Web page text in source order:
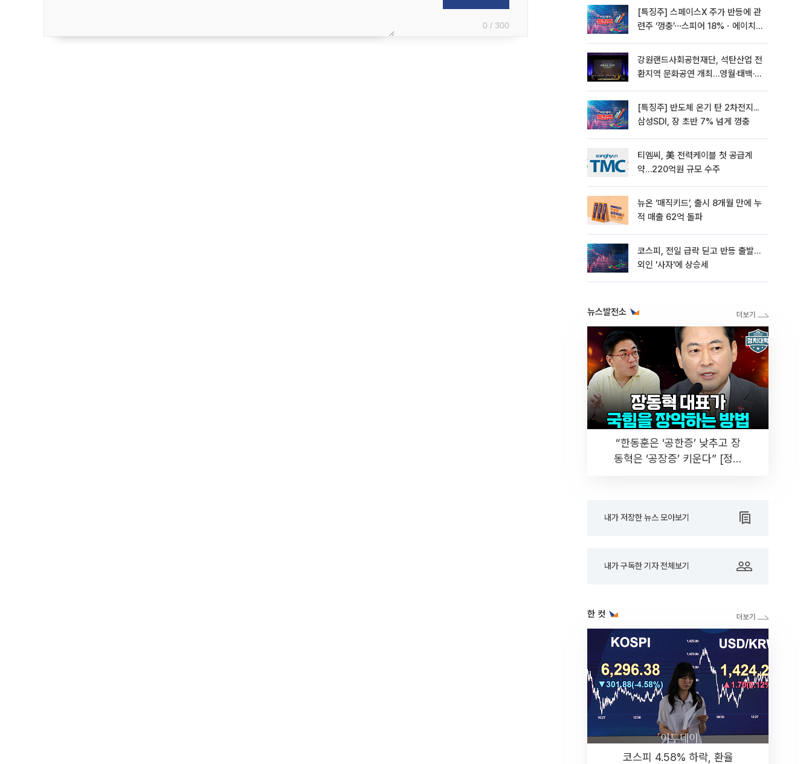
0 / 300
[특징주] 스페이스X 주가 반등에 관
련주 ‘껑충’⋯스피어 18%ㆍ에이치
강원랜드사회공헌재단, 석탄산업 전
환지역 문화공연 개최…영월·태백·삼
[특징주] 반도체 온기 탄 2차전지...
삼성SDI, 장 초반 7% 넘게 껑충
티엠씨, 美 전력케이블 첫 공급계
약…220억원 규모 수주
뉴온 ‘매직키드’, 출시 8개월 만에 누
적 매출 62억 돌파
코스피, 전일 급락 딛고 반등 출발…
외인 '사자'에 상승세
뉴스발전소
“한동훈은 ‘공한증’ 낮추고 장
동혁은 ‘공장증’ 키운다” [정치
내가 저장한 뉴스 모아보기
내가 구독한 기자 전체보기
한 컷
코스피 4.58% 하락, 환율